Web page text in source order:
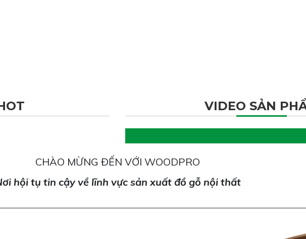
VIDEO SẢN
CHÀO MỪNG ĐẾN VỚI WOODPRO
hội tụ tin cậy về lĩnh vực sản xuất đồ gỗ nội thất